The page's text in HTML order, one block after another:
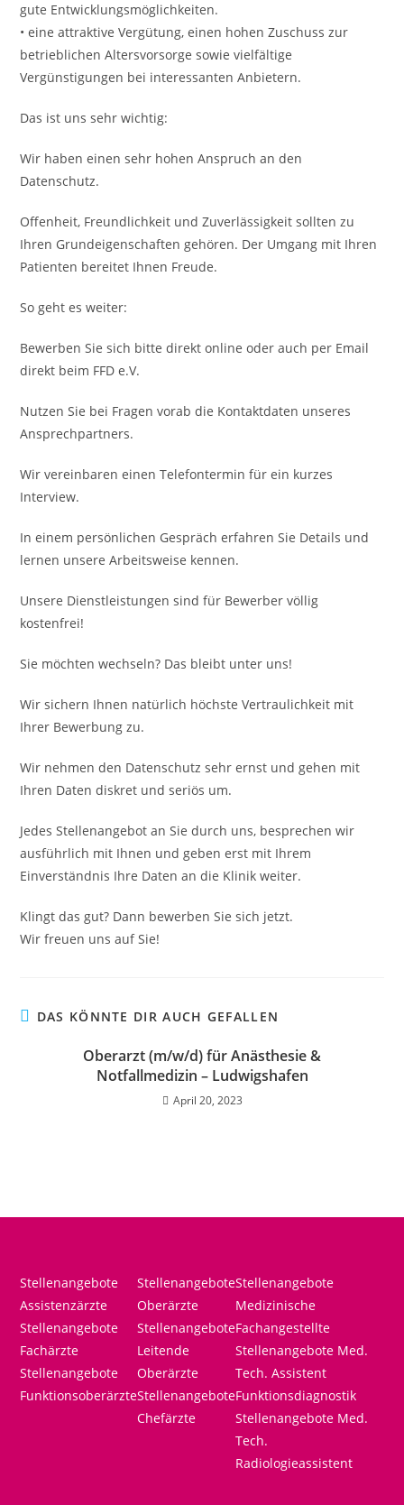
gute Entwicklungsmöglichkeiten.
• eine attraktive Vergütung, einen hohen Zuschuss zur
betrieblichen Altersvorsorge sowie vielfältige
Vergünstigungen bei interessanten Anbietern.
Das ist uns sehr wichtig:
Wir haben einen sehr hohen Anspruch an den
Datenschutz.
Offenheit, Freundlichkeit und Zuverlässigkeit sollten zu
Ihren Grundeigenschaften gehören. Der Umgang mit Ihren
Patienten bereitet Ihnen Freude.
So geht es weiter:
Bewerben Sie sich bitte direkt online oder auch per Email
direkt beim FFD e.V.
Nutzen Sie bei Fragen vorab die Kontaktdaten unseres
Ansprechpartners.
Wir vereinbaren einen Telefontermin für ein kurzes
Interview.
In einem persönlichen Gespräch erfahren Sie Details und
lernen unsere Arbeitsweise kennen.
Unsere Dienstleistungen sind für Bewerber völlig
kostenfrei!
Sie möchten wechseln? Das bleibt unter uns!
Wir sichern Ihnen natürlich höchste Vertraulichkeit mit
Ihrer Bewerbung zu.
Wir nehmen den Datenschutz sehr ernst und gehen mit
Ihren Daten diskret und seriös um.
Jedes Stellenangebot an Sie durch uns, besprechen wir
ausführlich mit Ihnen und geben erst mit Ihrem
Einverständnis Ihre Daten an die Klinik weiter.
Klingt das gut? Dann bewerben Sie sich jetzt.
Wir freuen uns auf Sie!
DAS KÖNNTE DIR AUCH GEFALLEN
Oberarzt (m/w/d) für Anästhesie &
Notfallmedizin – Ludwigshafen
April 20, 2023
Stellenangebote
Assistenzärzte
Stellenangebote
Fachärzte
Stellenangebote
Funktionsoberärzte
Stellenangebote
Oberärzte
Stellenangebote
Leitende
Oberärzte
Stellenangebote
Chefärzte
Stellenangebote
Medizinische
Fachangestellte
Stellenangebote Med.
Tech. Assistent
Funktionsdiagnostik
Stellenangebote Med.
Tech.
Radiologieassistent